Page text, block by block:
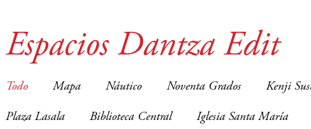
Espacios Dantza Edit
Todo Mapa Náutico Noventa Grados Kenji
Plaza Lasala Biblioteca Central Iglesia Santa María